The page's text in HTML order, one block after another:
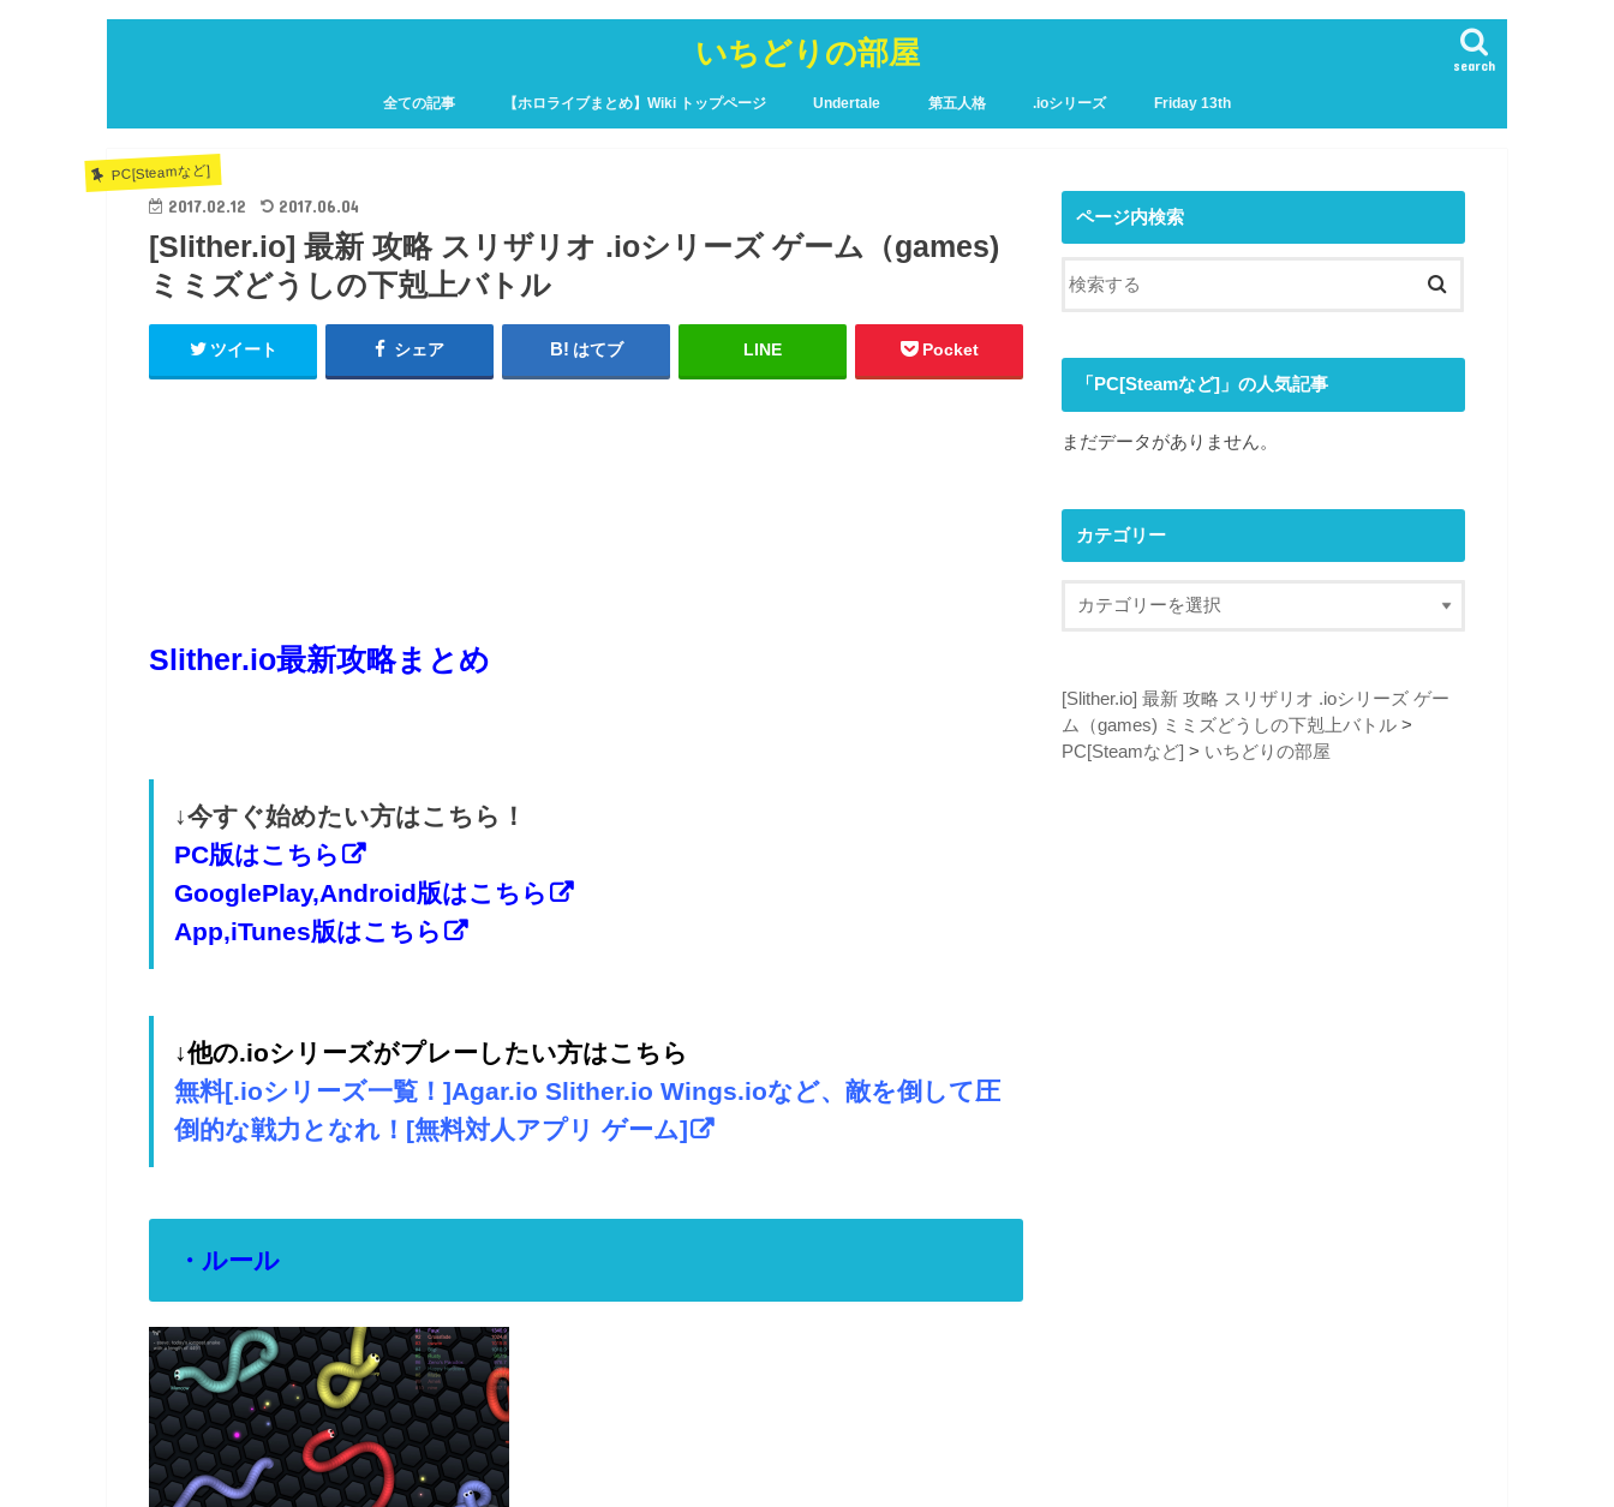
いちどりの部屋 search
全ての記事 【ホロライブまとめ】Wiki トップページ Undertale 第五人格 .ioシリーズ Friday 13th
PC[Steamなど]
2017.02.12 2017.06.04
[Slither.io] 最新 攻略 スリザリオ .ioシリーズ ゲーム（games)
ミミズどうしの下剋上バトル
ツイート シェア はてブ LINE Pocket
Slither.io最新攻略まとめ
↓今すぐ始めたい方はこちら！
PC版はこちら
GooglePlay,Android版はこちら
App,iTunes版はこちら
↓他の.ioシリーズがプレーしたい方はこちら
無料[.ioシリーズ一覧！]Agar.io Slither.io Wings.ioなど、敵を倒して圧
倒的な戦力となれ！[無料対人アプリ ゲーム]
・ルール
ページ内検索
「PC[Steamなど]」の人気記事
まだデータがありません。
カテゴリー
[Slither.io] 最新 攻略 スリザリオ .ioシリーズ ゲー
ム（games) ミミズどうしの下剋上バトル >
PC[Steamなど] > いちどりの部屋